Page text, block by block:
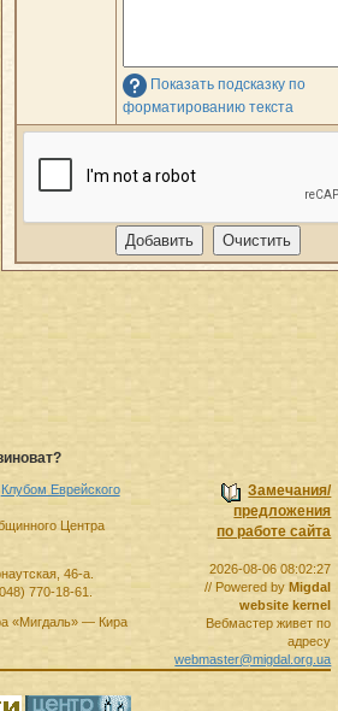
Показать подсказку по
форматированию текста
Замечания/
предложения
по работе сайта
2026-08-06 08:02:27
// Powered byMigdal
website kernel
Вебмастер живет по
адресу
webmaster@migdal.org.ua
Клубом Еврейского
Центра
46-а.
770-18-61
«Мигдаль»— Кира